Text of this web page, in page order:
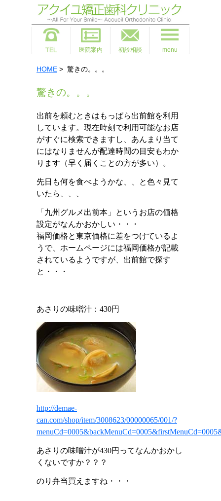
医院案内 初診相談 menu
HOME > 驚きの。。。
驚きの。。。
出前を頼むときはもっぱら出前館を利用
しています。現在時刻で利用可能なお店
がすぐに検索できますし、あんまり当て
にはなりませんが配達時間の目安もわか
ります（早く届くことの方が多い）。
先日も何を食べようかな、、と色々見て
いたら、、、
「九州グルメ出前本」というお店の価格
設定がなんかおかしい・・・
福岡価格と東京価格に差をつけているよ
うで、ホームページには福岡価格が記載
されているようですが、出前館で探す
と・・・
あさりの味噌汁：430円
http://demae-
can.com/shop/item/3008623/00000065/001/?
あさりの味噌汁が430円ってなんかおかし
くないですか？？？
のり弁当買えますね・・・